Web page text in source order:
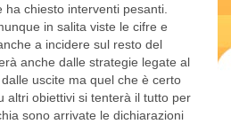
ha chiesto interventi pesanti.
in salita viste le cifre e
a incidere sul resto del
anche dalle strategie legate al
uscite ma quel che è certo
altri obiettivi si tenterà il tutto per
sono arrivate le dichiarazioni